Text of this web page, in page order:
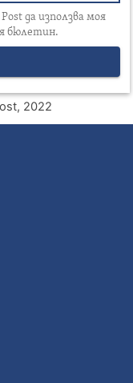
да използва моя
бюлетин.
2022